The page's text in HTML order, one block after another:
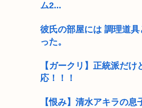
ム2...
彼氏の部屋には 調理道
った。
【ガークリ】正統派だ
応！！！
【恨み】清水アキラの